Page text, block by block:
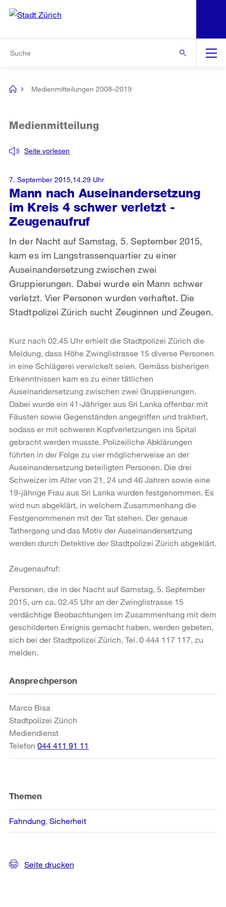
Navigation
[no
Medienmitteilungen 2008–2019
Mann nach Auseinandersetzung
im Kreis 4 schwer verletzt -
Zeugenaufruf
Seite vorlesen
Medienmitteilung
In der Nacht auf Samstag, 5. September 2015,
kam es im Langstrassenquartier zu einer
Auseinandersetzung zwischen zwei
Gruppierungen. Dabei wurde ein Mann schwer
verletzt. Vier Personen wurden verhaftet. Die
Stadtpolizei Zürich sucht Zeuginnen und Zeugen.
7. September 2015,14.29 Uhr
Kurz nach 02.45 Uhr erhielt die Stadtpolizei Zürich die
Meldung, dass Höhe Zwinglistrasse 15 diverse Personen
in eine Schlägerei verwickelt seien. Gemäss bisherigen
Erkenntnissen kam es zu einer tätlichen
Auseinandersetzung zwischen zwei Gruppierungen.
Dabei wurde ein 41-Jähriger aus Sri Lanka offenbar mit
Fäusten sowie Gegenständen angegriffen und traktiert,
sodass er mit schweren Kopfverletzungen ins Spital
gebracht werden musste. Polizeiliche Abklärungen
führten in der Folge zu vier möglicherweise an der
Auseinandersetzung beteiligten Personen. Die drei
Schweizer im Alter von 21, 24 und 46 Jahren sowie eine
19-jährige Frau aus Sri Lanka wurden festgenommen. Es
wird nun abgeklärt, in welchem Zusammenhang die
Festgenommenen mit der Tat stehen. Der genaue
Tathergang und das Motiv der Auseinandersetzung
werden durch Detektive der Stadtpolizei Zürich abgeklärt.
Zeugenaufruf:
Personen, die in der Nacht auf Samstag, 5. September
2015, um ca. 02.45 Uhr an der Zwinglistrasse 15
verdächtige Beobachtungen im Zusammenhang mit dem
geschilderten Ereignis gemacht haben, werden gebeten,
sich bei der Stadtpolizei Zürich, Tel. 0 444 117 117, zu
melden.
Weitere
Informationen
Ansprechperson
Marco Bisa
Stadtpolizei Zürich
Mediendienst
Telefon 044 411 91 11
Themen
Fahndung Sicherheit
Seite drucken